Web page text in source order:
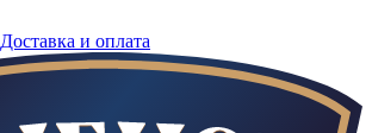
Доставка и оплата